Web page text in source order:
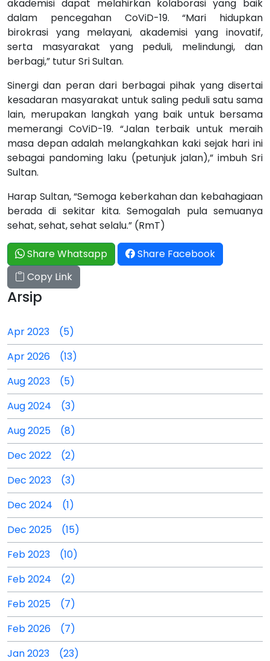
akademisi dapat melahirkan kolaborasi yang baik
dalam pencegahan CoViD-19. “Mari hidupkan
birokrasi yang melayani, akademisi yang inovatif,
serta masyarakat yang peduli, melindungi, dan
berbagi,” tutur Sri Sultan.
Sinergi dan peran dari berbagai pihak yang disertai
kesadaran masyarakat untuk saling peduli satu sama
lain, merupakan langkah yang baik untuk bersama
memerangi CoViD-19. “Jalan terbaik untuk meraih
masa depan adalah melangkahkan kaki sejak hari ini
sebagai pandoming laku (petunjuk jalan),” imbuh Sri
Sultan.
Harap Sultan, “Semoga keberkahan dan kebahagiaan
berada di sekitar kita. Semogalah pula semuanya
sehat, sehat, sehat selalu.” (RmT)
Share Whatsapp
Share Facebook
Copy Link
Arsip
Apr 2023 (5)
Apr 2026 (13)
Aug 2023 (5)
Aug 2024 (3)
Aug 2025 (8)
Dec 2022 (2)
Dec 2023 (3)
Dec 2024 (1)
Dec 2025 (15)
Feb 2023 (10)
Feb 2024 (2)
Feb 2025 (7)
Feb 2026 (7)
Jan 2023 (23)